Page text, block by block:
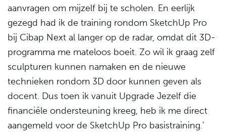
aanvragen om mijzelf bij te scholen. En eerlijk
gezegd had ik de training rondom SketchUp Pro
bij Cibap Next al langer op de radar, omdat dit 3D-
programma me mateloos boeit. Zo wil ik graag zelf
sculpturen kunnen namaken en de nieuwe
technieken rondom 3D door kunnen geven als
docent. Dus toen ik vanuit Upgrade Jezelf die
financiële ondersteuning kreeg, heb ik me direct
aangemeld voor de SketchUp Pro basistraining.’